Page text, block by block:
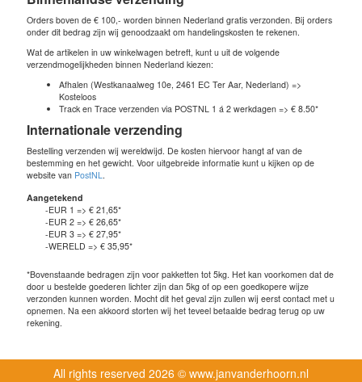
Orders boven de € 100,- worden binnen Nederland gratis verzonden. Bij orders
onder dit bedrag zijn wij genoodzaakt om handelingskosten te rekenen.
Wat de artikelen in uw winkelwagen betreft, kunt u uit de volgende
verzendmogelijkheden binnen Nederland kiezen:
Afhalen (Westkanaalweg 10e, 2461 EC Ter Aar, Nederland) =>
Kosteloos
Track en Trace verzenden via POSTNL 1 á 2 werkdagen => € 8.50*
Internationale verzending
Bestelling verzenden wij wereldwijd. De kosten hiervoor hangt af van de
bestemming en het gewicht. Voor uitgebreide informatie kunt u kijken op de
website van PostNL
Aangetekend
-EUR 1 => € 21,65*
-EUR 2 => € 26,65*
-EUR 3 => € 27,95*
-WERELD => € 35,95*
*Bovenstaande bedragen zijn voor pakketten tot 5kg. Het kan voorkomen dat de
door u bestelde goederen lichter zijn dan 5kg of op een goedkopere wijze
verzonden kunnen worden. Mocht dit het geval zijn zullen wij eerst contact met u
opnemen. Na een akkoord storten wij het teveel betaalde bedrag terug op uw
rekening.
All rights reserved 2026 © www.janvanderhoorn.nl